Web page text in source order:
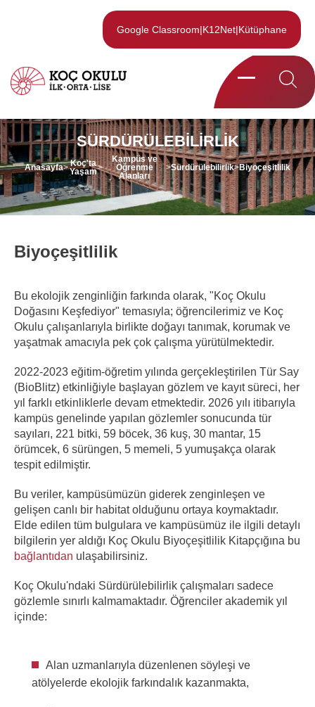
Google Classroom|K12Net|Kütüphane
SÜRDÜRÜLEBILIRLIK
Anasayfa>Koç'ta
Yaşam>
Kampüs ve
Öğrenme
Alanları
>Sürdürülebilirlik>Biyoçeşitlilik
Biyoçeşitlilik
Bu ekolojik zenginliğin farkında olarak, "Koç Okulu
Doğasını Keşfediyor" temasıyla; öğrencilerimiz ve Koç
Okulu çalışanlarıyla birlikte doğayı tanımak, korumak ve
yaşatmak amacıyla pek çok çalışma yürütülmektedir.
2022-2023 eğitim-öğretim yılında gerçekleştirilen Tür Say
(BioBlitz) etkinliğiyle başlayan gözlem ve kayıt süreci, her
yıl farklı etkinliklerle devam etmektedir. 2026 yılı itibarıyla
kampüs genelinde yapılan gözlemler sonucunda tür
sayıları, 221 bitki, 59 böcek, 36 kuş, 30 mantar, 15
örümcek, 6 sürüngen, 5 memeli, 5 yumuşakça olarak
tespit edilmiştir.
Bu veriler, kampüsümüzün giderek zenginleşen ve
gelişen canlı bir habitat olduğunu ortaya koymaktadır.
Elde edilen tüm bulgulara ve kampüsümüz ile ilgili detaylı
bilgilerin yer aldığı Koç Okulu Biyoçeşitlilik Kitapçığına bu
bağlantıdan ulaşabilirsiniz.
Koç Okulu'ndaki Sürdürülebilirlik çalışmaları sadece
gözlemle sınırlı kalmamaktadır. Öğrenciler akademik yıl
içinde:
Alan uzmanlarıyla düzenlenen söyleşi ve
atölyelerde ekolojik farkındalık kazanmakta,